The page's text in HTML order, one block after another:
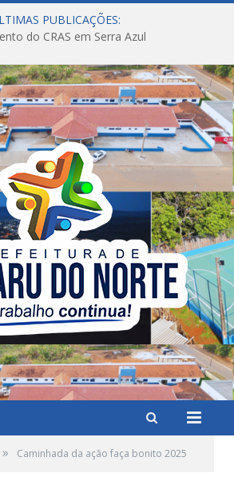
PUBLICAÇÕES:
do CRAS em Serra Azul
» Caminhada da ação faça bonito 2025